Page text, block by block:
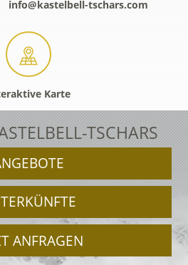
info@kastelbell-tschars.com
Karte
TSCHARS
ANFRAGEN